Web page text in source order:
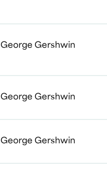
George Gershwin
George Gershwin
George Gershwin